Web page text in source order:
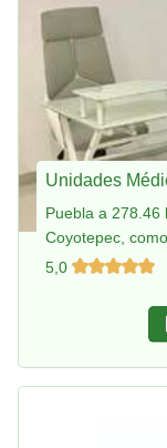
Unidades
Puebla a 278.46
Coyotepec,
5,0